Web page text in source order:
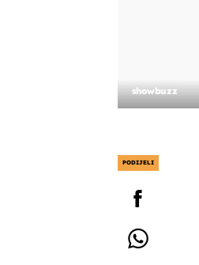
showbuzz
PODIJELI